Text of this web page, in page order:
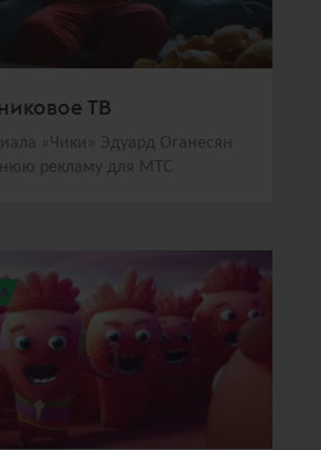
ТВ
«Чики» Эдуард Оганесян
рекламу для МТС